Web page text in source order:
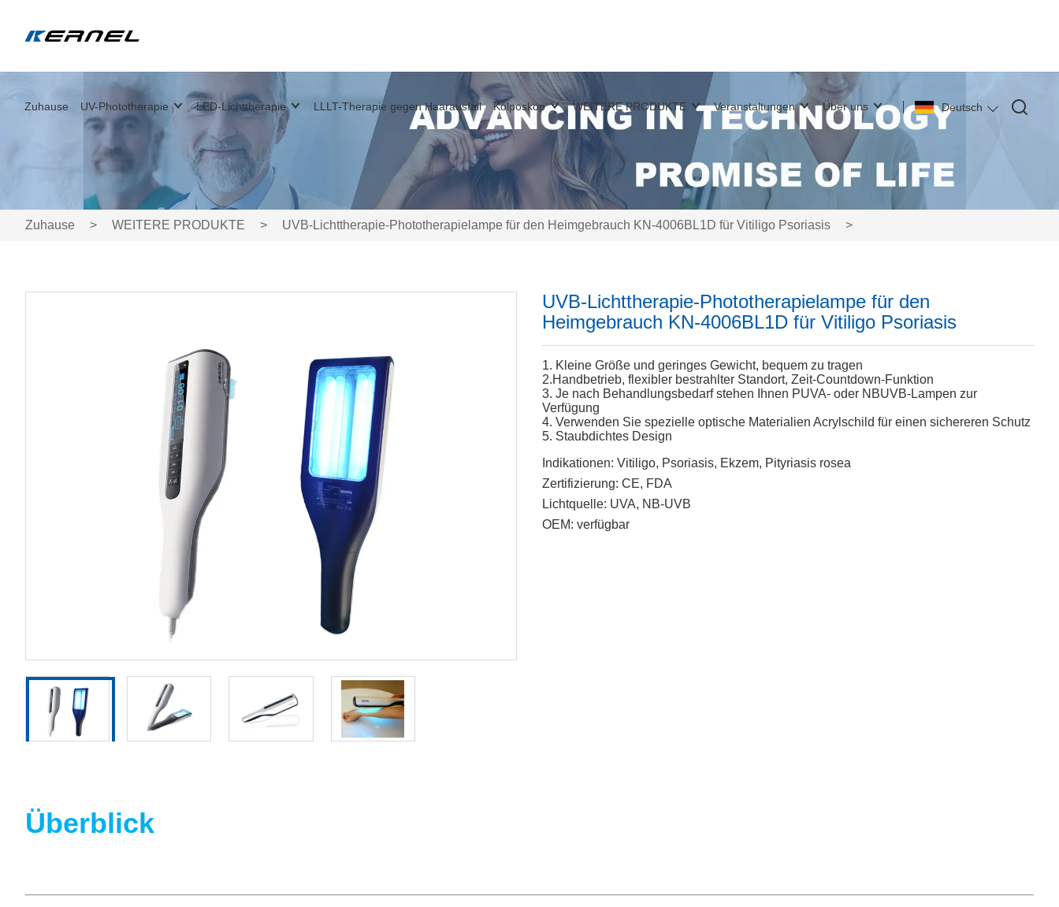
Deutsch
Zuhause UV-Phototherapie LED-Lichttherapie LLLT-Therapie gegen Haarausfall Kolposkop WEITERE PRODUKTE Veranstaltungen Über uns
Zuhause > WEITERE PRODUKTE > UVB-Lichttherapie-Phototherapielampe für den Heimgebrauch KN-4006BL1D für Vitiligo Psoriasis >
UVB-Lichttherapie-Phototherapielampe für den
Heimgebrauch KN-4006BL1D für Vitiligo Psoriasis
1. Kleine Größe und geringes Gewicht, bequem zu tragen
2.Handbetrieb, flexibler bestrahlter Standort, Zeit-Countdown-Funktion
3. Je nach Behandlungsbedarf stehen Ihnen PUVA- oder NBUVB-Lampen zur
Verfügung
4. Verwenden Sie spezielle optische Materialien Acrylschild für einen sichereren Schutz
5. Staubdichtes Design
Indikationen: Vitiligo, Psoriasis, Ekzem, Pityriasis rosea
Zertifizierung: CE, FDA
Lichtquelle: UVA, NB-UVB
OEM: verfügbar
Überblick